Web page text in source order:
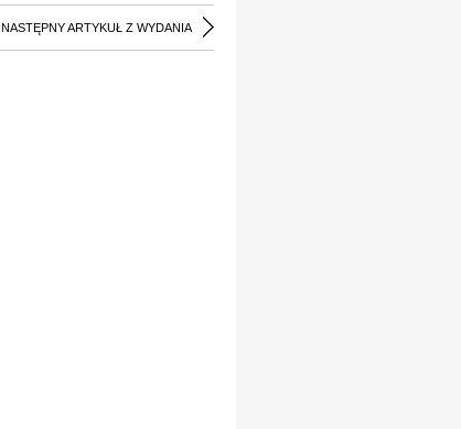
NASTĘPNY ARTYKUŁ Z WYDANIA